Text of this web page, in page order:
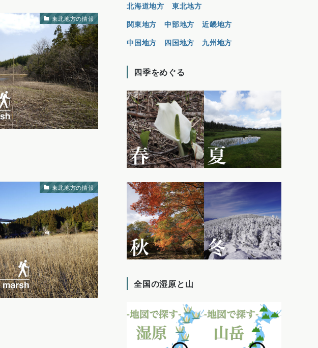
東北地方の情報
東北地方の情報
北海道地方
東北地方
関東地方
中部地方
近畿地方
中国地方
四国地方 九州地方
四季をめぐる
全国の湿原と山